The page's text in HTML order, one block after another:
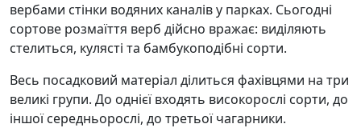
вербами стінки водяних каналів у парках. Сьогодні
сортове розмаїття верб дійсно вражає: виділяють
стелиться, кулясті та бамбукоподібні сорти.
Весь посадковий матеріал ділиться фахівцями на три
великі групи. До однієї входять високорослі сорти, до
іншої середньорослі, до третьої чагарники.